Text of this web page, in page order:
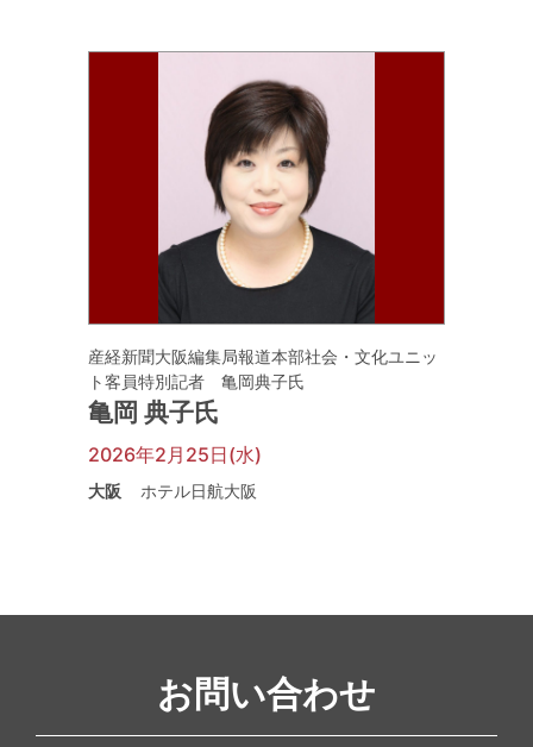
産経新聞大阪編集局報道本部社会・文化ユニッ
ト客員特別記者 亀岡典子氏
亀岡 典子氏
2026年2月25日(水)
大阪 ホテル日航大阪
お問い合わせ